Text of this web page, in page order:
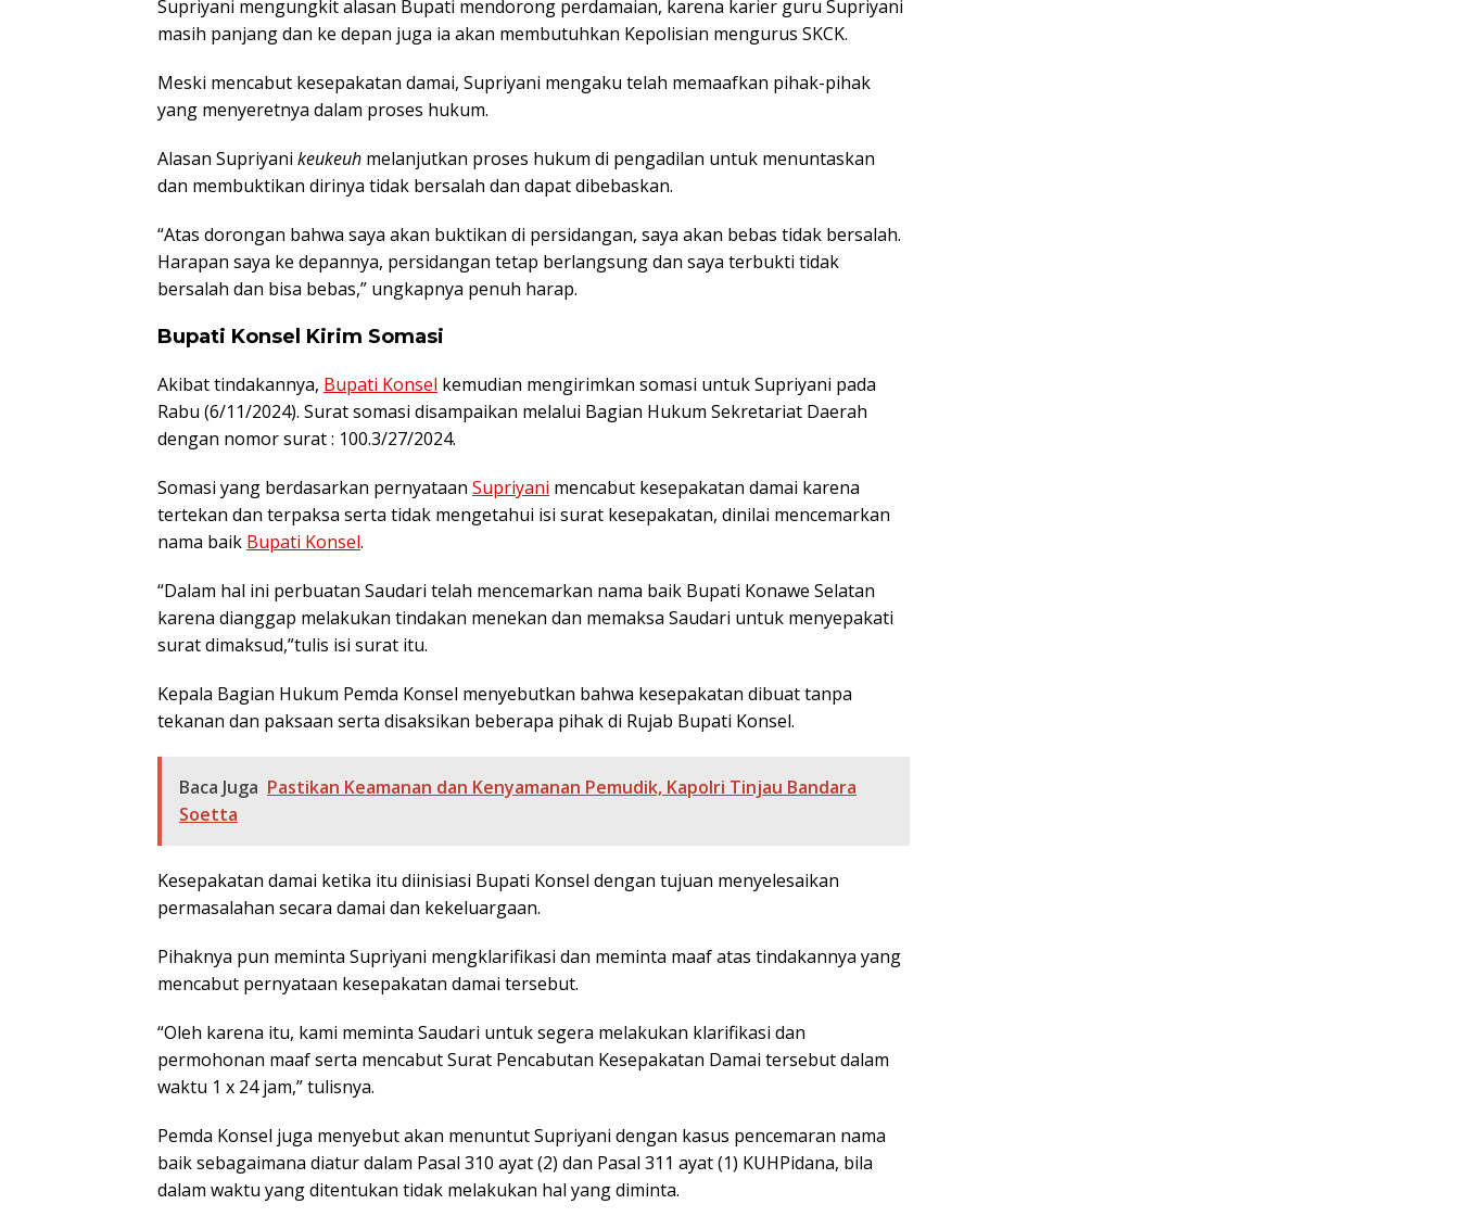
Supriyani mengungkit alasan Bupati mendorong perdamaian, karena karier guru Supriyani
masih panjang dan ke depan juga ia akan membutuhkan Kepolisian mengurus SKCK.
Meski mencabut kesepakatan damai, Supriyani mengaku telah memaafkan pihak-pihak
yang menyeretnya dalam proses hukum.
Alasan Supriyani keukeuh melanjutkan proses hukum di pengadilan untuk menuntaskan
dan membuktikan dirinya tidak bersalah dan dapat dibebaskan.
“Atas dorongan bahwa saya akan buktikan di persidangan, saya akan bebas tidak bersalah.
Harapan saya ke depannya, persidangan tetap berlangsung dan saya terbukti tidak
bersalah dan bisa bebas,” ungkapnya penuh harap.
Bupati Konsel Kirim Somasi
Akibat tindakannya, Bupati Konsel kemudian mengirimkan somasi untuk Supriyani pada
Rabu (6/11/2024). Surat somasi disampaikan melalui Bagian Hukum Sekretariat Daerah
dengan nomor surat : 100.3/27/2024.
Somasi yang berdasarkan pernyataan Supriyani mencabut kesepakatan damai karena
tertekan dan terpaksa serta tidak mengetahui isi surat kesepakatan, dinilai mencemarkan
nama baik Bupati Konsel.
“Dalam hal ini perbuatan Saudari telah mencemarkan nama baik Bupati Konawe Selatan
karena dianggap melakukan tindakan menekan dan memaksa Saudari untuk menyepakati
surat dimaksud,”tulis isi surat itu.
Kepala Bagian Hukum Pemda Konsel menyebutkan bahwa kesepakatan dibuat tanpa
tekanan dan paksaan serta disaksikan beberapa pihak di Rujab Bupati Konsel.
Baca Juga Pastikan Keamanan dan Kenyamanan Pemudik, Kapolri Tinjau Bandara
Soetta
Kesepakatan damai ketika itu diinisiasi Bupati Konsel dengan tujuan menyelesaikan
permasalahan secara damai dan kekeluargaan.
Pihaknya pun meminta Supriyani mengklarifikasi dan meminta maaf atas tindakannya yang
mencabut pernyataan kesepakatan damai tersebut.
“Oleh karena itu, kami meminta Saudari untuk segera melakukan klarifikasi dan
permohonan maaf serta mencabut Surat Pencabutan Kesepakatan Damai tersebut dalam
waktu 1 x 24 jam,” tulisnya.
Pemda Konsel juga menyebut akan menuntut Supriyani dengan kasus pencemaran nama
baik sebagaimana diatur dalam Pasal 310 ayat (2) dan Pasal 311 ayat (1) KUHPidana, bila
dalam waktu yang ditentukan tidak melakukan hal yang diminta.